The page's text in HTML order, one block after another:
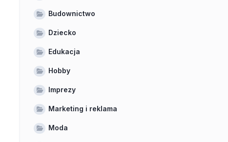
Budownictwo
Dziecko
Edukacja
Hobby
Imprezy
Marketing i reklama
Moda